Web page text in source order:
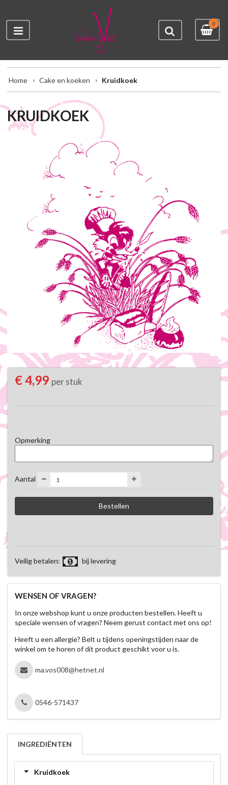
0
Home Cake en koeken Kruidkoek
KRUIDKOEK
€ 4,99 per stuk
Opmerking
Aantal
Veilig betalen: bij levering
WENSEN OF VRAGEN?
In onze webshop kunt u onze producten bestellen. Heeft u
speciale wensen of vragen? Neem gerust contact met ons op!
Heeft u een allergie? Belt u tijdens openingstijden naar de
winkel om te horen of dit product geschikt voor u is.
ma.vos008@hetnet.nl
0546-571437
INGREDIËNTEN
Kruidkoek